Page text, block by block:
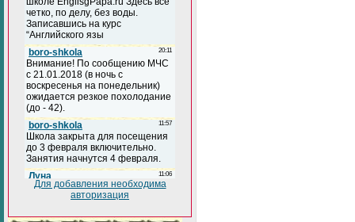
Для добавления необходима
авторизация